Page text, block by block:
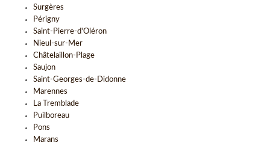
Surgères
Périgny
Saint-Pierre-d'Oléron
Nieul-sur-Mer
Châtelaillon-Plage
Saujon
Saint-Georges-de-Didonne
Marennes
La Tremblade
Puilboreau
Pons
Marans